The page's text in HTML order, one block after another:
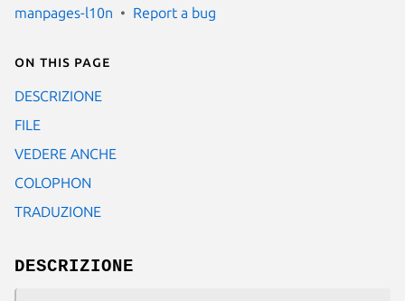
manpages-l10n
Report a bug
On this page
DESCRIZIONE
FILE
VEDERE ANCHE
COLOPHON
TRADUZIONE
DESCRIZIONE